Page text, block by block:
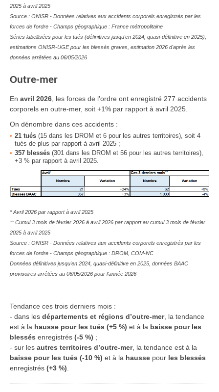
2025 à avril 2025
Source : ONISR - Données relatives aux accidents corporels enregistrés par les
forces de l'ordre - Champs géographique : France métropolitaine
Séries labellisées pour les tués (définitives jusqu'en 2024, quasi-définitive en 2025),
estimations ONISR-UGE pour les blessés graves, estimation 2026 d'après les
données arrêtées au 06/05/2026
Outre-mer
En avril 2026 , les forces de l'ordre ont enregistré 277 accidents
corporels en outre-mer, soit +1% par rapport à avril 2025.
On dénombre dans ces accidents :
21 tués (15 dans les DROM et 6 pour les autres territoires), soit 4
tués de plus par rapport à avril 2025 ;
357 blessés (301 dans les DROM et 56 pour les autres territoires),
+3 % par rapport à avril 2025.
* Avril 2026 par rapport à avril 2025
** Cumul 3 mois de février 2026 à avril 2026 par rapport au cumul 3 mois de février
2025 à avril 2025
Source : ONISR - Données relatives aux accidents corporels enregistrés par les
forces de l'ordre - Champs géographique : DROM, COM-NC
Données définitives jusqu'en 2024, quasi-définitive en 2025, données BAAC
provisoires arrêtées au 06/05/2026 pour l'année 2026
Tendance ces trois derniers mois :
- dans les départements et régions d’outre-mer, la tendance
est à la hausse pour les tués (+5 %) et à la baisse pour les
blessés enregistrés (-5 %) ;
- sur les autres territoires d’outre-mer, la tendance est à la
baisse pour les tués (-10 %) et à la hausse pour les blessés
enregistrés (+3 %).